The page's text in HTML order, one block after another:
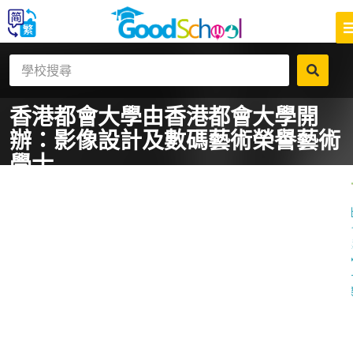
香港都會大學由香港都會大學開
辦：影像設計及數碼藝術榮譽藝術
學士